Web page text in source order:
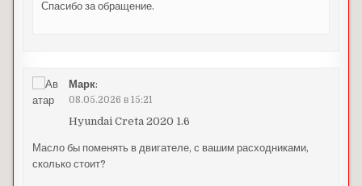
Спасибо за обращение.
Марк:
08.05.2026 в 15:21
Hyundai Creta 2020 1.6
Масло бы поменять в двигателе, с вашим расходниками,
сколько стоит?